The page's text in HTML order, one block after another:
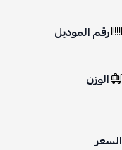
رقم الموديل
الوزن
السعر